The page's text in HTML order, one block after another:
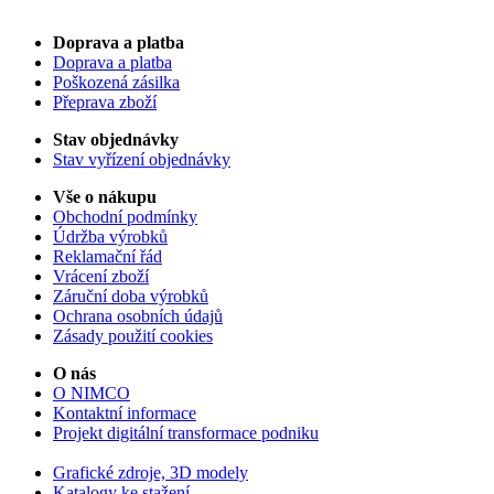
Doprava a platba
Doprava a platba
Poškozená zásilka
Přeprava zboží
Stav objednávky
Stav vyřízení objednávky
Vše o nákupu
Obchodní podmínky
Údržba výrobků
Reklamační řád
Vrácení zboží
Záruční doba výrobků
Ochrana osobních údajů
Zásady použití cookies
O nás
O NIMCO
Kontaktní informace
Projekt digitální transformace podniku
Grafické zdroje, 3D modely